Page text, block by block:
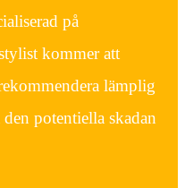
på
kommer att
lämplig
potentiella skadan